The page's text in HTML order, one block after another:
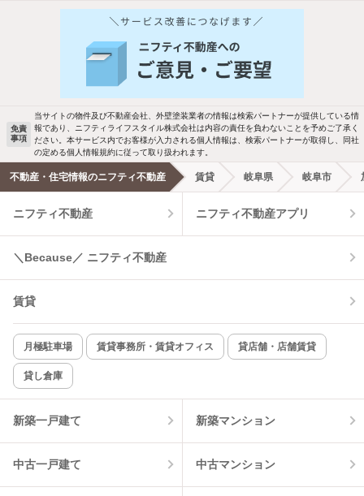
バス・トイレ別 2階以上
洗濯機置場あり 独立洗面台
エアコンあり 都市ガス
温水洗浄便座 オートロック
コンロ2口以上
新着のみ インターネット無料
該当件数:
0件
免責
事項
当サイトの物件及び不動産会社、外壁塗装業者の情報は検索パートナーが提供している情
報であり、ニフティライフスタイル株式会社は内容の責任を負わないことを予めご了承く
ださい。本サービス内でお客様が入力される個人情報は、検索パートナーが取得し、同社
の定める個人情報規約に従って取り扱われます。
不動産・住宅情報のニフティ不動産 賃貸 岐阜県 岐阜市
ニフティ不動産 ニフティ不動産アプリ
＼Because／ ニフティ不動産
賃貸
月極駐車場 賃貸事務所・賃貸オフィス 貸店舗・店舗賃貸
貸し倉庫
新築一戸建て 新築マンション
中古一戸建て 中古マンション